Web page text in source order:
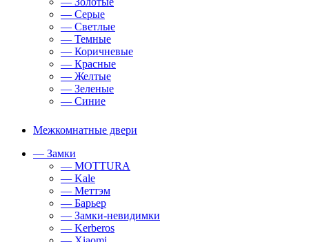
— Серые
— Светлые
— Темные
— Коричневые
— Красные
— Желтые
— Зеленые
— Синие
Межкомнатные двери
— Замки
— MOTTURA
— Kale
— Меттэм
— Барьер
— Замки-невидимки
— Kerberos